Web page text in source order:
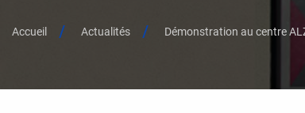
Accueil Actualités Démonstration au centre